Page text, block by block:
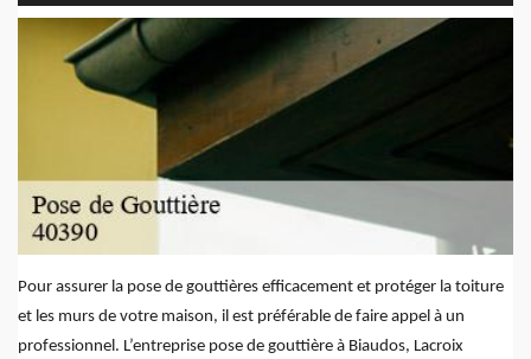
Pour assurer la pose de gouttières efficacement et protéger la toiture
et les murs de votre maison, il est préférable de faire appel à un
professionnel. L’entreprise pose de gouttière à Biaudos, Lacroix